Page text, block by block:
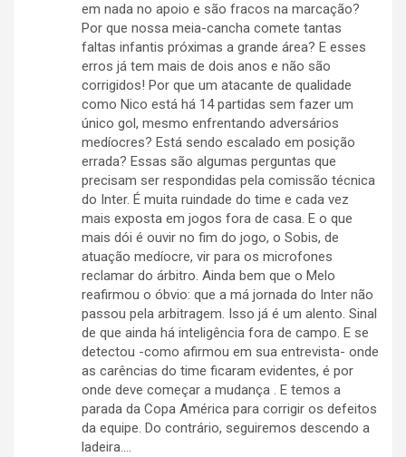
em nada no apoio e são fracos na marcação?
Por que nossa meia-cancha comete tantas
faltas infantis próximas a grande área? E esses
erros já tem mais de dois anos e não são
corrigidos! Por que um atacante de qualidade
como Nico está há 14 partidas sem fazer um
único gol, mesmo enfrentando adversários
medíocres? Está sendo escalado em posição
errada? Essas são algumas perguntas que
precisam ser respondidas pela comissão técnica
do Inter. É muita ruindade do time e cada vez
mais exposta em jogos fora de casa. E o que
mais dói é ouvir no fim do jogo, o Sobis, de
atuação medíocre, vir para os microfones
reclamar do árbitro. Ainda bem que o Melo
reafirmou o óbvio: que a má jornada do Inter não
passou pela arbitragem. Isso já é um alento. Sinal
de que ainda há inteligência fora de campo. E se
detectou -como afirmou em sua entrevista- onde
as carências do time ficaram evidentes, é por
onde deve começar a mudança . E temos a
parada da Copa América para corrigir os defeitos
da equipe. Do contrário, seguiremos descendo a
ladeira….